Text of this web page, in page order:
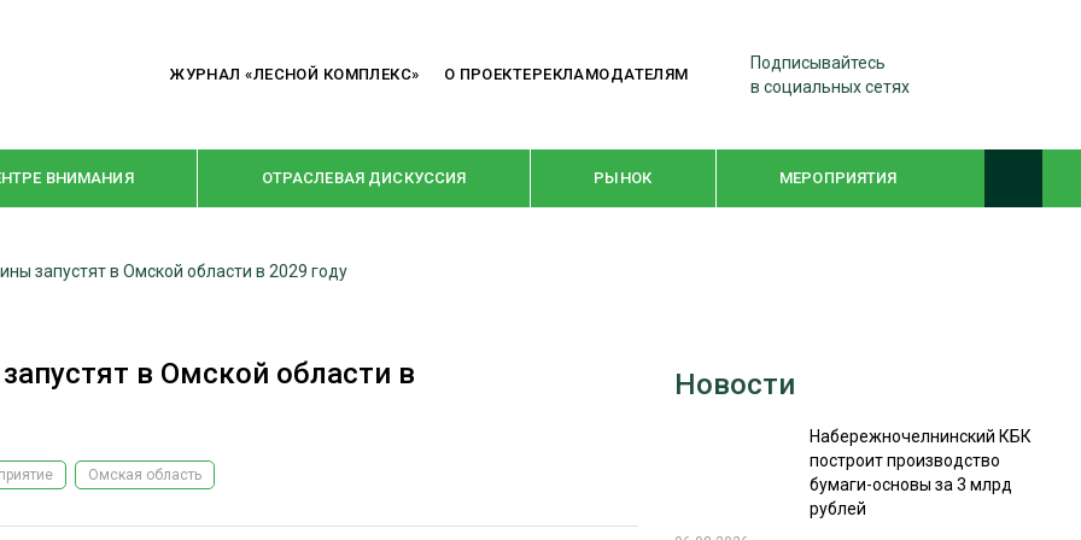
ЖУРНАЛ «ЛЕСНОЙ КОМПЛЕКС» О ПРОЕКТЕРЕКЛАМОДАТЕЛЯМ
Подписывайтесь
в социальных сетях
ВНИМАНИЯ ОТРАСЛЕВАЯ ДИСКУССИЯ РЫНОК МЕРОПРИЯТИЯ
РУБРИКИ
КРУПНЫМ ПЛАНОМ WOODEX-2021
СУШКА ДРЕВЕСИНЫ
запустят в Омской области в 2029 году
в Омской области в
Омская область
Новости
Набережночелнинский КБК
построит производство
бумаги-основы за 3 млрд
рублей